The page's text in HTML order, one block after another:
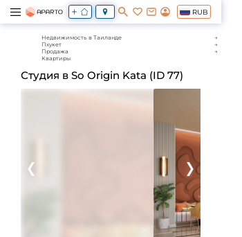
RUB
Недвижимость в Таиланде
Пхукет
Продажа
Квартиры
Студия в So Origin Kata (ID 77)